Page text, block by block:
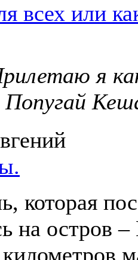
всех или
я
которая
на остров